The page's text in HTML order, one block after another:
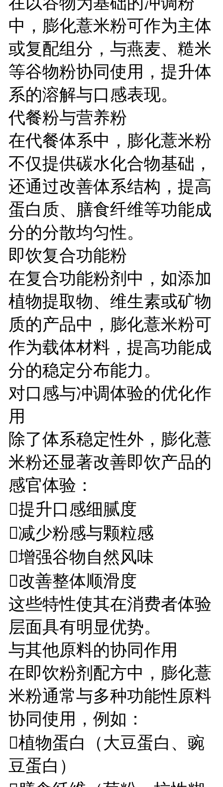
中，膨化薏米粉可作为主体
或复配组分，与燕麦、糙米
等谷物粉协同使用，提升体
系的溶解与口感表现。
代餐粉与营养粉
在代餐体系中，膨化薏米粉
不仅提供碳水化合物基础，
还通过改善体系结构，提高
蛋白质、膳食纤维等功能成
分的分散均匀性。
即饮复合功能粉
在复合功能粉剂中，如添加
植物提取物、维生素或矿物
质的产品中，膨化薏米粉可
作为载体材料，提高功能成
分的稳定分布能力。
对口感与冲调体验的优化作
用
除了体系稳定性外，膨化薏
米粉还显著改善即饮产品的
感官体验：
提升口感细腻度
减少粉感与颗粒感
增强谷物自然风味
改善整体顺滑度
这些特性使其在消费者体验
层面具有明显优势。
与其他原料的协同作用
在即饮粉剂配方中，膨化薏
米粉通常与多种功能性原料
协同使用，例如：
植物蛋白（大豆蛋白、豌
豆蛋白）